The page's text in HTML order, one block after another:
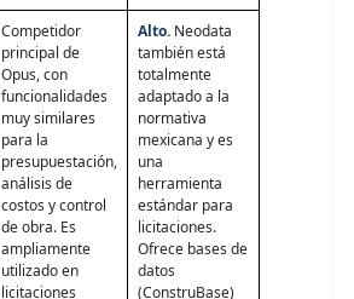
Competidor
principal de
Opus, con
funcionalidades
muy similares
para la
presupuestación,
análisis de
costos y control
de obra. Es
ampliamente
utilizado en
licitaciones
Alto.Neodata
también está
totalmente
adaptado a la
normativa
mexicana y es
una
herramienta
estándar para
licitaciones.
Ofrece bases de
datos
(ConstruBase)